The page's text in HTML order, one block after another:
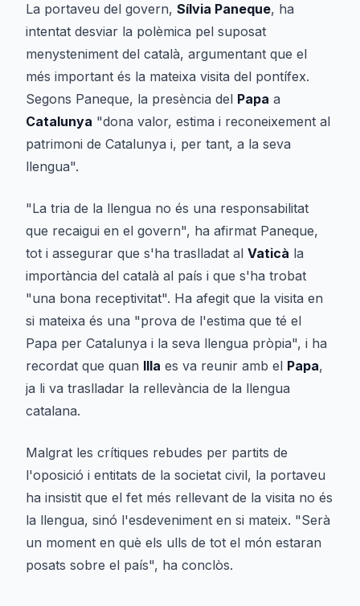
La portaveu del govern, Sílvia Paneque, ha
intentat desviar la polèmica pel suposat
menysteniment del català, argumentant que el
més important és la mateixa visita del pontífex.
Segons Paneque, la presència del Papa a
Catalunya "dona valor, estima i reconeixement al
patrimoni de Catalunya i, per tant, a la seva
llengua".
"La tria de la llengua no és una responsabilitat
que recaigui en el govern", ha afirmat Paneque,
tot i assegurar que s'ha traslladat al Vaticà la
importància del català al país i que s'ha trobat
"una bona receptivitat". Ha afegit que la visita en
si mateixa és una "prova de l'estima que té el
Papa per Catalunya i la seva llengua pròpia", i ha
recordat que quan Illa es va reunir amb el Papa,
ja li va traslladar la rellevància de la llengua
catalana.
Malgrat les crítiques rebudes per partits de
l'oposició i entitats de la societat civil, la portaveu
ha insistit que el fet més rellevant de la visita no és
la llengua, sinó l'esdeveniment en si mateix. "Serà
un moment en què els ulls de tot el món estaran
posats sobre el país", ha conclòs.